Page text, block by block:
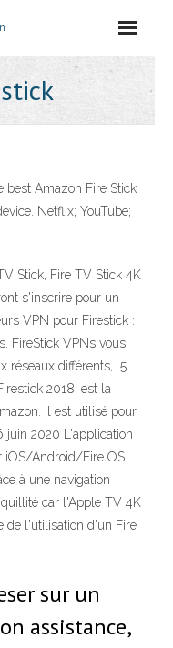
best Amazon Fire Stick
Netflix; YouTube;
Stick, Fire TV Stick 4K
s'inscrire pour un
VPN pour Firestick :
FireStick VPNs vous
réseaux différents, 5
2018, est la
Il est utilisé pour
2020 L'application
iOS/Android/Fire OS
à une navigation
car l'Apple TV 4K
de l'utilisation d'un Fire
sur un
assistance,